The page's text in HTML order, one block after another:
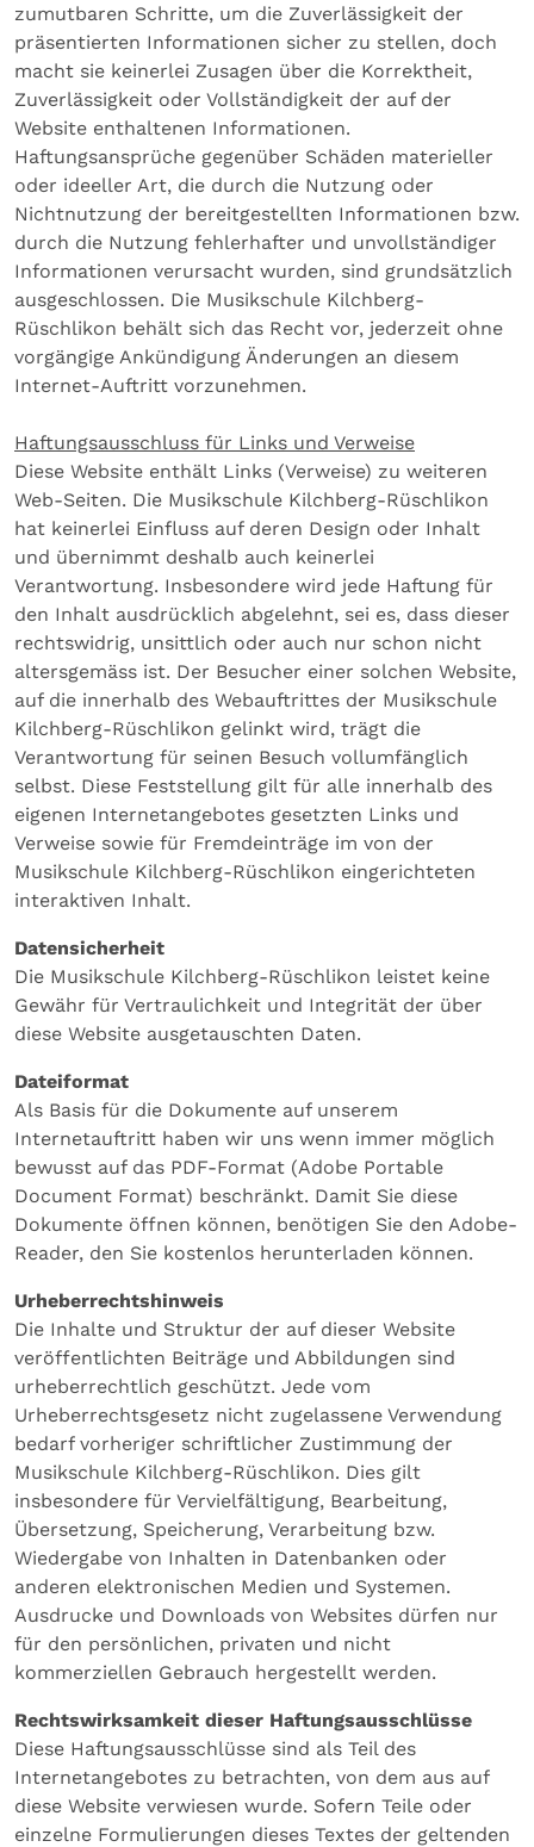
zumutbaren Schritte, um die Zuverlässigkeit der
präsentierten Informationen sicher zu stellen, doch
macht sie keinerlei Zusagen über die Korrektheit,
Zuverlässigkeit oder Vollständigkeit der auf der
Website enthaltenen Informationen.
Haftungsansprüche gegenüber Schäden materieller
oder ideeller Art, die durch die Nutzung oder
Nichtnutzung der bereitgestellten Informationen bzw.
durch die Nutzung fehlerhafter und unvollständiger
Informationen verursacht wurden, sind grundsätzlich
ausgeschlossen. Die Musikschule Kilchberg-
Rüschlikon behält sich das Recht vor, jederzeit ohne
vorgängige Ankündigung Änderungen an diesem
Internet-Auftritt vorzunehmen.
Haftungsausschluss für Links und Verweise
Diese Website enthält Links (Verweise) zu weiteren
Web-Seiten. Die Musikschule Kilchberg-Rüschlikon
hat keinerlei Einfluss auf deren Design oder Inhalt
und übernimmt deshalb auch keinerlei
Verantwortung. Insbesondere wird jede Haftung für
den Inhalt ausdrücklich abgelehnt, sei es, dass dieser
rechtswidrig, unsittlich oder auch nur schon nicht
altersgemäss ist. Der Besucher einer solchen Website,
auf die innerhalb des Webauftrittes der Musikschule
Kilchberg-Rüschlikon gelinkt wird, trägt die
Verantwortung für seinen Besuch vollumfänglich
selbst. Diese Feststellung gilt für alle innerhalb des
eigenen Internetangebotes gesetzten Links und
Verweise sowie für Fremdeinträge im von der
Musikschule Kilchberg-Rüschlikon eingerichteten
interaktiven Inhalt.
Datensicherheit
Die Musikschule Kilchberg-Rüschlikon leistet keine
Gewähr für Vertraulichkeit und Integrität der über
diese Website ausgetauschten Daten.
Dateiformat
Als Basis für die Dokumente auf unserem
Internetauftritt haben wir uns wenn immer möglich
bewusst auf das PDF-Format (Adobe Portable
Document Format) beschränkt. Damit Sie diese
Dokumente öffnen können, benötigen Sie den Adobe-
Reader, den Sie kostenlos herunterladen können.
Urheberrechtshinweis
Die Inhalte und Struktur der auf dieser Website
veröffentlichten Beiträge und Abbildungen sind
urheberrechtlich geschützt. Jede vom
Urheberrechtsgesetz nicht zugelassene Verwendung
bedarf vorheriger schriftlicher Zustimmung der
Musikschule Kilchberg-Rüschlikon. Dies gilt
insbesondere für Vervielfältigung, Bearbeitung,
Übersetzung, Speicherung, Verarbeitung bzw.
Wiedergabe von Inhalten in Datenbanken oder
anderen elektronischen Medien und Systemen.
Ausdrucke und Downloads von Websites dürfen nur
für den persönlichen, privaten und nicht
kommerziellen Gebrauch hergestellt werden.
Rechtswirksamkeit dieser Haftungsausschlüsse
Diese Haftungsausschlüsse sind als Teil des
Internetangebotes zu betrachten, von dem aus auf
diese Website verwiesen wurde. Sofern Teile oder
einzelne Formulierungen dieses Textes der geltenden